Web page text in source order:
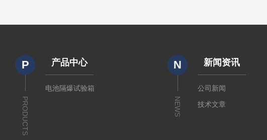
P
PRODUCTS
产品中心
电池隔爆试验箱
N
NEWS
新闻资讯
公司新闻
技术文章